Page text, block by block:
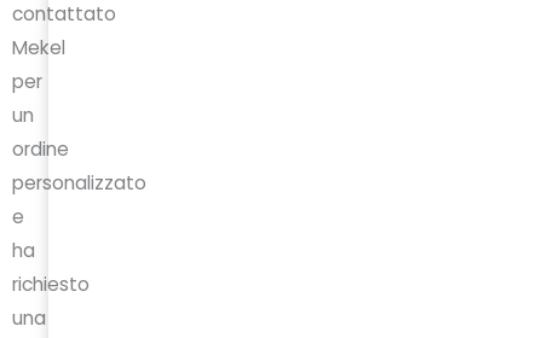
contattato
Mekel
per
un
ordine
personalizzato
e
ha
richiesto
una